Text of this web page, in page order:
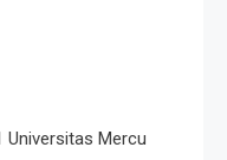
Universitas Mercu